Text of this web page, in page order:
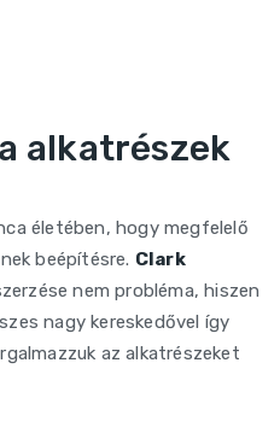
alkatrészek
életében, hogy megfelelő
beépítésre. Clark
nem probléma, hiszen
nagy kereskedővel így
az alkatrészeket